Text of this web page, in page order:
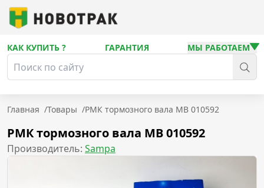
КАК КУПИТЬ ? ГАРАНТИЯ МЫ РАБОТАЕМ
Главная /Товары /РМК тормозного вала MB 010592
РМК тормозного вала MB 010592
Производитель: Sampa